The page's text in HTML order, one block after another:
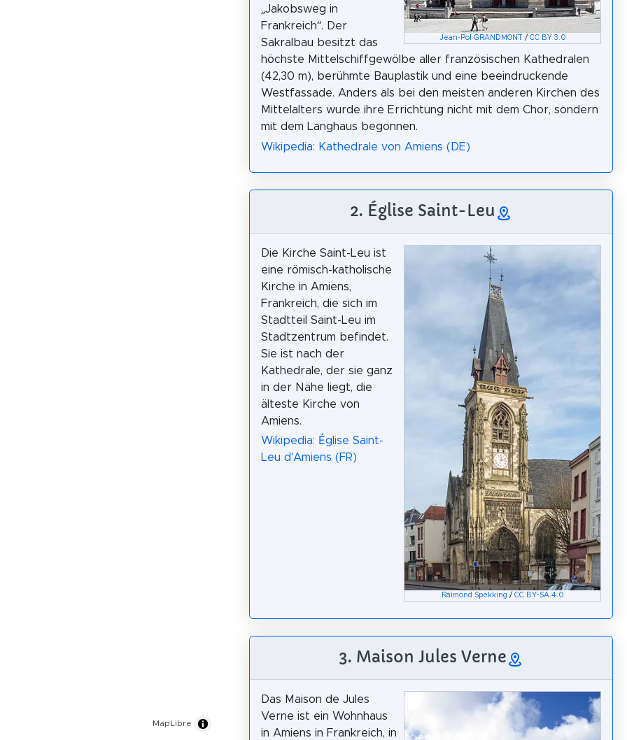
MapLibre
Jean-Pol GRANDMONT / CC BY 3.0
„Jakobsweg in
Frankreich“. Der
Sakralbau besitzt das
höchste Mittelschiffgewölbe aller französischen Kathedralen
(42,30 m), berühmte Bauplastik und eine beeindruckende
Westfassade. Anders als bei den meisten anderen Kirchen des
Mittelalters wurde ihre Errichtung nicht mit dem Chor, sondern
mit dem Langhaus begonnen.
Wikipedia: Kathedrale von Amiens (DE)
2. Église Saint-Leu
Raimond Spekking / CC BY-SA 4.0
Die Kirche Saint-Leu ist
eine römisch-katholische
Kirche in Amiens,
Frankreich, die sich im
Stadtteil Saint-Leu im
Stadtzentrum befindet.
Sie ist nach der
Kathedrale, der sie ganz
in der Nähe liegt, die
älteste Kirche von
Amiens.
Wikipedia: Église Saint-
Leu d'Amiens (FR)
3. Maison Jules Verne
Das Maison de Jules
Verne ist ein Wohnhaus
in Amiens in Frankreich, in